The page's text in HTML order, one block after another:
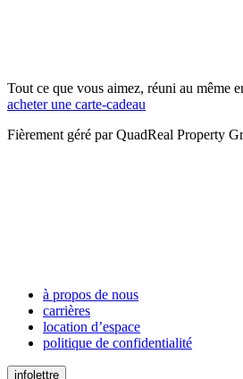
Tout ce que vous aimez, réuni au même
acheter une carte-cadeau
Fièrement géré par QuadReal Property
à propos de nous
carrières
location d’espace
politique de confidentialité
infolettre